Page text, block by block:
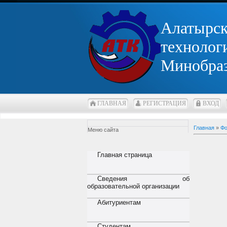
ГЛАВНАЯ РЕГИСТРАЦИЯ ВХОД
Меню сайта
Главная страница
Сведения об
образовательной организации
Абитуриентам
Главная »